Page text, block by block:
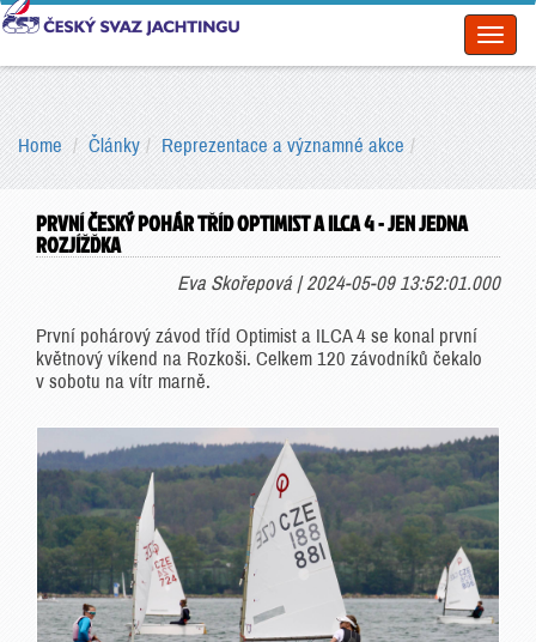
Home Články Reprezentace a významné akce
PRVNÍ ČESKÝ POHÁR TŘÍD OPTIMIST A ILCA 4 - JEN JEDNA
ROZJÍŽĎKA
Eva Skořepová | 2024-05-09 13:52:01.000
První pohárový závod tříd Optimist a ILCA 4 se konal první
květnový víkend na Rozkoši. Celkem 120 závodníků čekalo
v sobotu na vítr marně.